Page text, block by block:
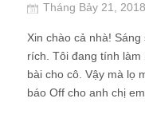
Tháng Bảy 21, 2018
Xin chào cả nhà!
rích. Tôi đang tính làm
bài cho cô. Vậy mà lọ
báo Off cho anh chị em